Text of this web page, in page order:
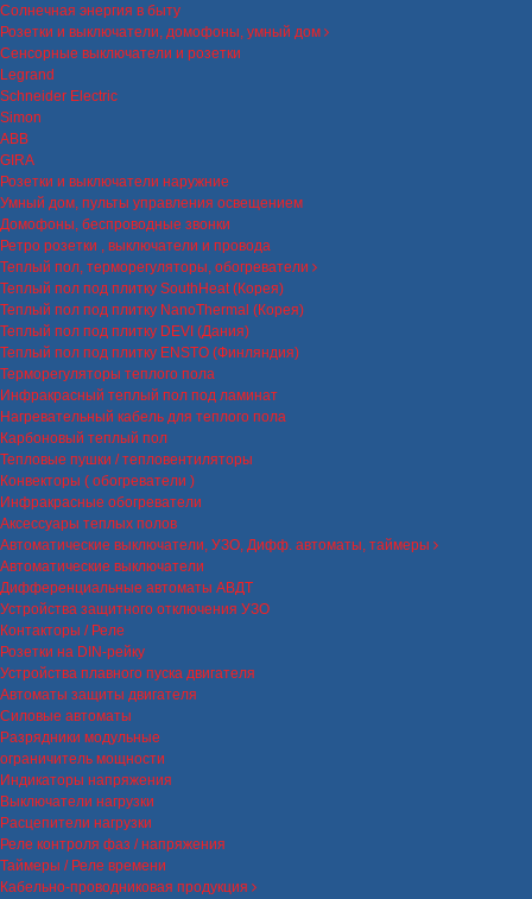
Солнечная энергия в быту
Розетки и выключатели, домофоны, умный дом
Сенсорные выключатели и розетки
Legrand
Schneider Electric
Simon
ABB
GIRA
Розетки и выключатели наружние
Умный дом, пульты управления освещением
Домофоны, беспроводные звонки
Ретро розетки , выключатели и провода
Теплый пол, терморегуляторы, обогреватели
Теплый пол под плитку SouthHeat (Корея)
Теплый пол под плитку NanoThermal (Корея)
Теплый пол под плитку DEVI (Дания)
Теплый пол под плитку ENSTO (Финляндия)
Терморегуляторы теплого пола
Инфракрасный теплый пол под ламинат
Нагревательный кабель для теплого пола
Карбоновый теплый пол
Тепловые пушки / тепловентиляторы
Конвекторы ( обогреватели )
Инфракрасные обогреватели
Аксессуары теплых полов
Автоматические выключатели, УЗО, Дифф. автоматы, таймеры
Автоматические выключатели
Дифференциальные автоматы АВДТ
Устройства защитного отключения УЗО
Контакторы / Реле
Розетки на DIN-рейку
Устройства плавного пуска двигателя
Автоматы защиты двигателя
Силовые автоматы
Разрядники модульные
ограничитель мощности
Индикаторы напряжения
Выключатели нагрузки
Расцепители нагрузки
Реле контроля фаз / напряжения
Таймеры / Реле времени
Кабельно-проводниковая продукция